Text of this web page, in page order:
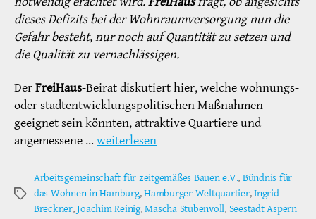
dieses Defizits bei der Wohnraumversorgung nun die
Gefahr besteht, nur noch auf Quantität zu setzen und
die Qualität zu vernachlässigen.
DerFreiHaus-Beirat diskutiert hier, welche wohnungs-
oder stadtentwicklungspolitischen Maßnahmen
geeignet sein könnten, attraktive Quartiere und
angemessene … weiterlesen
Schlagwörter
Arbeitsgemeinschaft für zeitgemäßes Bauen e.V., Bündnis für
das Wohnen in Hamburg,Hamburger Weltquartier,Ingrid
Breckner,Joachim Reinig,Mascha Stubenvoll, Seestadt Aspern